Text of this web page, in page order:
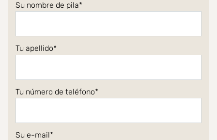
Su nombre de pila
Tu apellido
Tu número de teléfono
Su e-mail